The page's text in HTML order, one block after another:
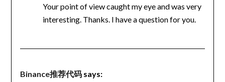
Your point of view caught my eye and was very
interesting. Thanks. I have a question for you.
Binance推荐代码 says: